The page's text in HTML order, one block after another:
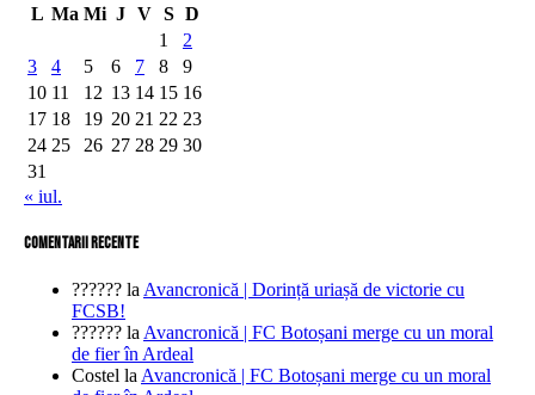
L Ma Mi J V S D
1
2
3
4 5 6 7 8
9
10 11 12 13 14 15 16
17 18 19 20 21 22 23
24 25 26 27 28 29 30
31
« iul.
comentarii recente
?????? la Avancronică | Dorință uriașă de victorie cu
FCSB!
?????? la Avancronică | FC Botoșani merge cu un moral
de fier în Ardeal
Costel la Avancronică | FC Botoșani merge cu un moral